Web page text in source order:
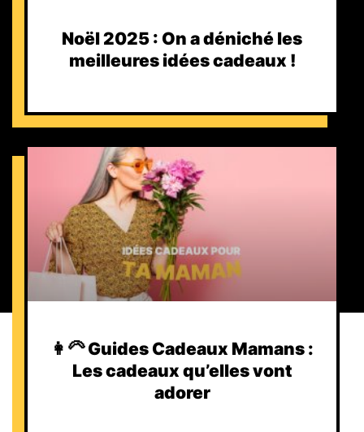
Noël 2025 : On a déniché les
meilleures idées cadeaux !
👩‍🦳 Guides Cadeaux Mamans :
Les cadeaux qu’elles vont
adorer